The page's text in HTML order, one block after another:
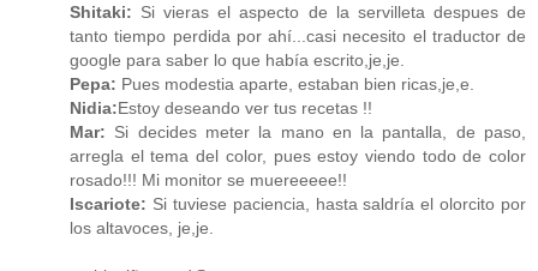
Shitaki: Si vieras el aspecto de la servilleta despues de
tanto tiempo perdida por ahí...casi necesito el traductor de
google para saber lo que había escrito,je,je.
Pepa: Pues modestia aparte, estaban bien ricas,je,e.
Nidia:Estoy deseando ver tus recetas !!
Mar: Si decides meter la mano en la pantalla, de paso,
arregla el tema del color, pues estoy viendo todo de color
rosado!!! Mi monitor se muereeeee!!
Iscariote: Si tuviese paciencia, hasta saldría el olorcito por
los altavoces, je,je.